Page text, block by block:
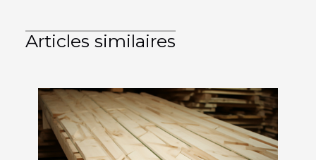
Articles similaires